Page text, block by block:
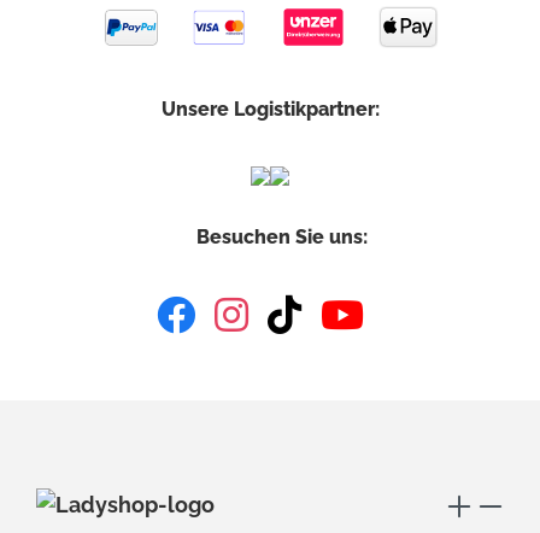
Unsere Logistikpartner:
Besuchen Sie uns: